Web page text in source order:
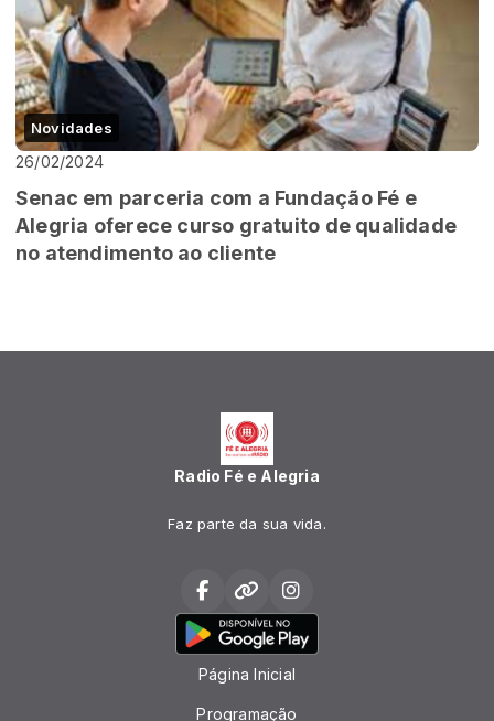
Novidades
26/02/2024
Senac em parceria com a Fundação Fé e
Alegria oferece curso gratuito de qualidade
no atendimento ao cliente
Radio Fé e Alegria
Faz parte da sua vida.
Página Inicial
Programação